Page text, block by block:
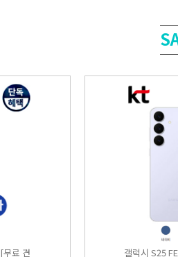
료 견 갤럭시 S25